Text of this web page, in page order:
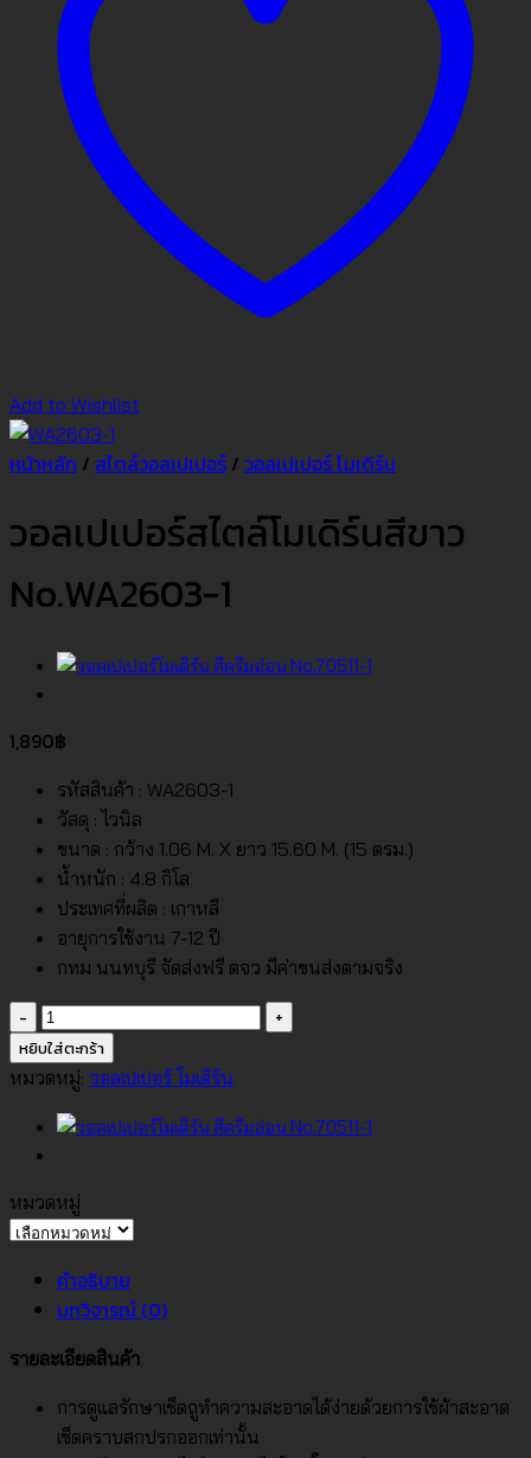
Add to Wishlist
หน้าหลัก / สไตล์วอลเปเปอร์ / วอลเปเปอร์ โมเดิร์น
วอลเปเปอร์สไตล์โมเดิร์นสีขาว
No.WA2603-1
1,890฿
รหัสสินค้า : WA2603-1
วัสดุ : ไวนิล
ขนาด : กว้าง 1.06 M. X ยาว 15.60 M. (15 ตรม.)
น้ำหนัก : 4.8 กิโล
ประเทศที่ผลิต : เกาหลี
อายุการใช้งาน 7-12 ปี
กทม นนทบุรี จัดส่งฟรี ตจว มีค่าขนส่งตามจริง
จำนวน
วอลเปเปอร์
สไตล์
เดิร์น
สี
ขาว
No.WA2603-
ชิ้น
หยิบใส่ตะกร้า
หมวดหมู่: วอลเปเปอร์ โมเดิร์น
หมวดหมู่
หมวด
คำอธิบาย
บทวิจารณ์ (0)
รายละเอียดสินค้า
การดูแลรักษาเช็ดถูทำความสะอาดได้ง่ายด้วยการใช้ผ้าสะอาด
เช็ดคราบสกปรกออกเท่านั้น